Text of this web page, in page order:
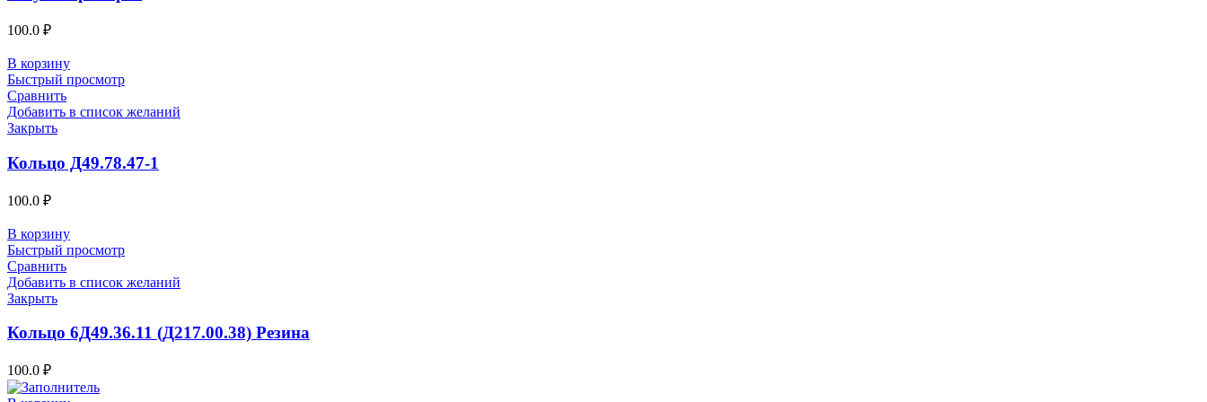
100.0 ₽
В корзину
Быстрый просмотр
Сравнить
Добавить в список желаний
Закрыть
Кольцо Д49.78.47-1
100.0 ₽
В корзину
Быстрый просмотр
Сравнить
Добавить в список желаний
Закрыть
Кольцо 6Д49.36.11 (Д217.00.38) Резина
100.0 ₽